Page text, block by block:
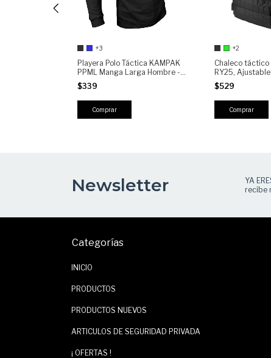
+3
Playera Polo Táctica KAMPAK
PPML Manga Larga Hombre -
Tela transpirable, Bolsas con
Cierre y Espacio para Parches,
Táctica, Militar, Resistente
$339
Comprar
+2
Chaleco
RY25,
$529
Comprar
Newsletter
YA
recibe
Categorías
INICIO
PRODUCTOS
PRODUCTOS NUEVOS
ARTICULOS DE SEGURIDAD PRIVADA
¡ OFERTAS !